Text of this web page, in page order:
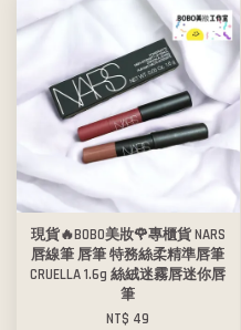
現貨🔥BOBO美妝🌹專櫃貨 NARS
唇線筆 唇筆 特務絲柔精準唇筆
CRUELLA 1.6g 絲絨迷霧唇迷你唇
筆
NT$ 49